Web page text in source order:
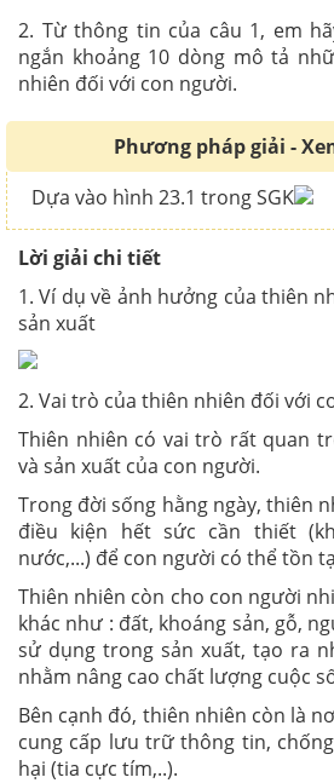
2. Từ thông tin của câu 1, em
ngắn khoảng 10 dòng mô tả
nhiên đối với con người.
Phương pháp giải -
Dựa vào hình 23.1 trong SGK
Lời giải chi tiết
1. Ví dụ về ảnh hưởng của thiên
sản xuất
2. Vai trò của thiên nhiên đối với
Thiên nhiên có vai trò rất quan
và sản xuất của con người.
Trong đời sống hằng ngày, thiên
điều kiện hết sức cần thiết
nước,...) để con người có thể tồn
Thiên nhiên còn cho con người
khác như : đất, khoáng sản, gỗ,
sử dụng trong sản xuất, tạo ra
nhằm nâng cao chất lượng cuộc
Bên cạnh đó, thiên nhiên còn là
cung cấp lưu trữ thông tin,
hại (tia cực tím,..).